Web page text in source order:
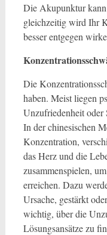
Die Akupunktur kann
gleichzeitig wird Ihr
besser entgegen
Die
haben. Meist liegen
Unzufriedenheit oder
In der chinesischen
Konzentration,
das Herz und die
zusammenspielen,
erreichen. Dazu
Ursache, gestärkt
wichtig, über die
Lösungsansätze zu